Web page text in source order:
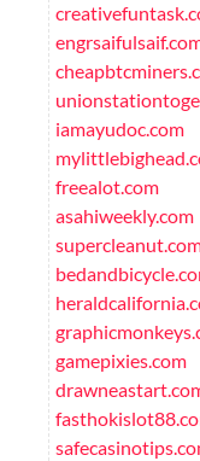
iamayudoc.com
freealot.com
asahiweekly.com
gamepixies.com